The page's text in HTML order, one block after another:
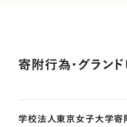
寄附行為・グランド
学校法人東京女子大学寄